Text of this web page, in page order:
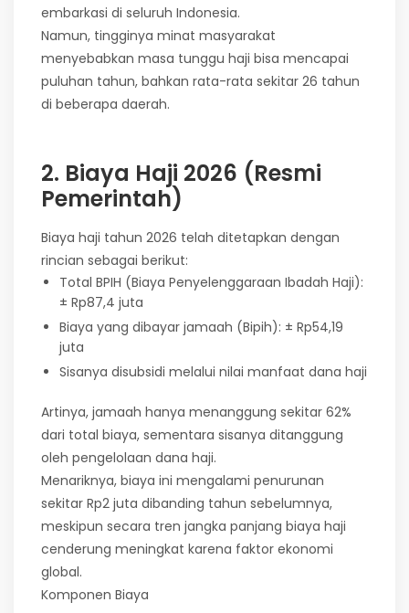
embarkasi di seluruh Indonesia.
Namun, tingginya minat masyarakat
menyebabkan masa tunggu haji bisa mencapai
puluhan tahun, bahkan rata-rata sekitar 26 tahun
di beberapa daerah.
2. Biaya Haji 2026 (Resmi
Pemerintah)
Biaya haji tahun 2026 telah ditetapkan dengan
rincian sebagai berikut:
Total BPIH (Biaya Penyelenggaraan Ibadah Haji):
± Rp87,4 juta
Biaya yang dibayar jamaah (Bipih): ± Rp54,19
juta
Sisanya disubsidi melalui nilai manfaat dana haji
Artinya, jamaah hanya menanggung sekitar 62%
dari total biaya, sementara sisanya ditanggung
oleh pengelolaan dana haji.
Menariknya, biaya ini mengalami penurunan
sekitar Rp2 juta dibanding tahun sebelumnya,
meskipun secara tren jangka panjang biaya haji
cenderung meningkat karena faktor ekonomi
global.
Komponen Biaya